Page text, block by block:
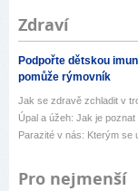
Zdraví
Podpořte dětskou
pomůže rýmovník
Jak se zdravě zchladit v
Úpal a úžeh: Jak je
Parazité v nás: Kterým se
Pro nejmenší